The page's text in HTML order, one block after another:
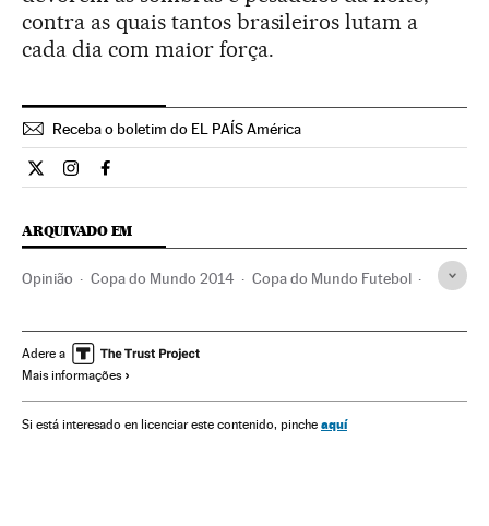
contra as quais tantos brasileiros lutam a
cada dia com maior força.
Receba o boletim do EL PAÍS América
Opiniao El País Brasil en Twitter
Opiniao El País Brasil en Instagram
Opiniao El País Brasil en Facebook
ARQUIVADO EM
Opinião Copa do Mundo 2014 Copa do Mundo Futebol
Competições Problemas sociais
América Latina
Adere a
Mais informações
Si está interesado en licenciar este contenido, pinche aquí